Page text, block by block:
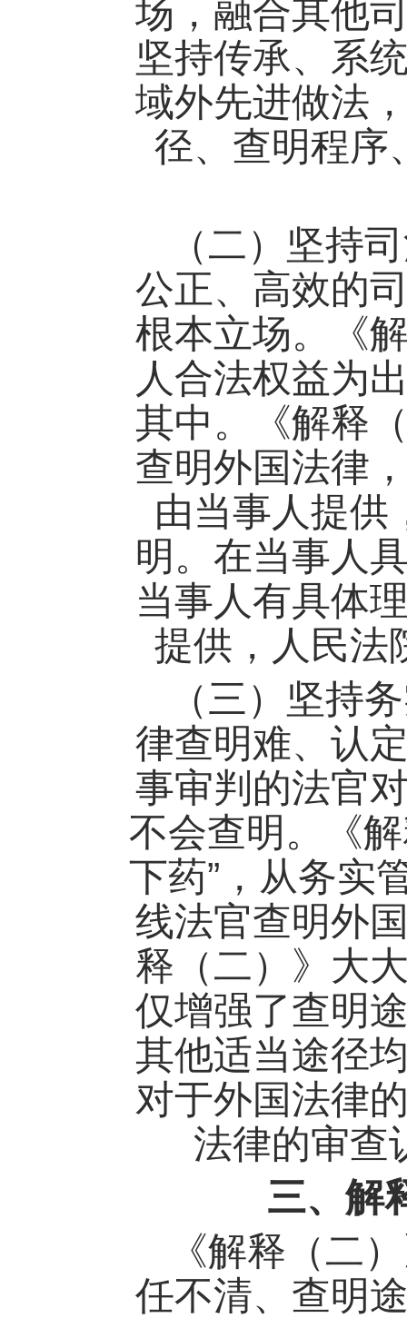
场，融合其他
坚持传承、系
域外先进做法
径、查明程序
（二）坚持
公正、高效的
根本立场。《
人合法权益为
其中。《解释
查明外国法律
由当事人提供
明。在当事人
当事人有具体
提供，人民法
（三）坚持
律查明难、认
事审判的法官
不会查明。《
下药” ，从务实
线法官查明外
释（二）》大
仅增强了查明
其他适当途径
对于外国法律
法律的审查
三、解
《解释（二
任不清、查明